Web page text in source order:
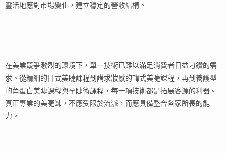
靈活地應對市場變化，建立穩定的營收結構。
在美業競爭激烈的環境下，單一技術已難以滿足消費者日益刁鑽的需
求。從精細的日式美睫課程到講求妝感的韓式美睫課程，再到養護型
的角蛋白美睫課程與孕睫術課程，每一項技術都是拓展客源的利器。
真正專業的美睫師，不應受限於流派，而應具備整合各家所長的能
力。